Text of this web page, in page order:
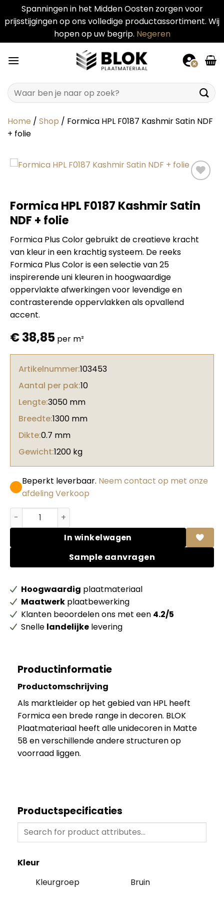
Spanningen in het Midden Oosten zorgen voor
prijsstijgingen op ons volledige productassortiment. Wij
hopen op uw begrip. Negeren
naar
Zoeken
naar:
Home / Shop / Formica HPL F0187 Kashmir Satin NDF
+ folie
Formica HPL F0187 Kashmir Satin
NDF + folie
Formica Plus Color gebruikt de creatieve kracht
van kleur in een krachtig systeem. De reeks
Formica Plus Color is een selectie van 25
inspirerende uni kleuren in hoogwaardige
oppervlakte afwerkingen voor levendige en
contrasterende oppervlakken als opvallend
accent.
€38,85 per m²
Artikelnummer:103453
Aantal per pak:10
Lengte:3050 mm
Breedte:1300 mm
Dikte:0.7 mm
Gewicht:1200 kg
Beperkt leverbaar. Neem contact op met onze
afdeling Verkoop
Formica HPL F0187 Kashmir Satin NDF + folie aantal
In winkelwagen
Sample aanvragen
Hoogwaardig plaatmateriaal
Maatwerk plaatbewerking
Klanten beoordelen ons met een 4.2/5
Snelle landelijke levering
Productinformatie
Productomschrijving
Als marktleider op het gebied van HPL heeft
Formica een brede range in decoren. BLOK
Plaatmateriaal heeft alle unidecoren in Matte
58 en verschillende andere structuren op
voorraad liggen.
Productspecificaties
Kleur
Kleurgroep
Bruin